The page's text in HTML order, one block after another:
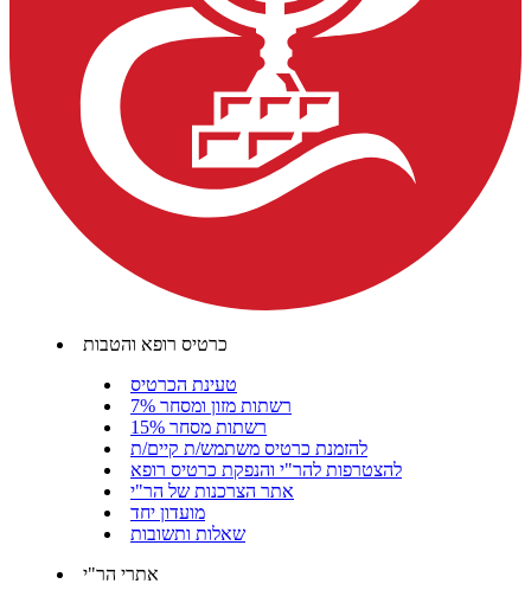
כרטיס רופא והטבות
טעינת הכרטיס
רשתות מזון ומסחר 7%
רשתות מסחר 15%
להזמנת כרטיס משתמש/ת קיים/ת
להצטרפות להר"י והנפקת כרטיס רופא
אתר הצרכנות של הר"י
מועדון יחד
שאלות ותשובות
אתרי הר"י